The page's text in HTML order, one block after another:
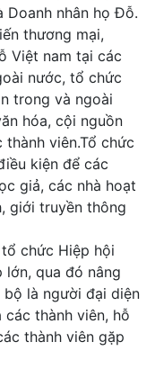
Doanh nhân họ Đỗ.
thương mại,
Việt nam tại các
nước, tổ chức
trong và ngoài
hóa, cội nguồn
viên.Tổ chức
kiện để các
giả, các nhà hoạt
giới truyền thông
chức Hiệp hội
lớn, qua đó nâng
là người đại diện
thành viên, hỗ
thành viên gặp